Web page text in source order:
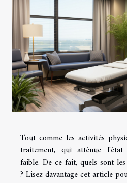
Tout comme les activités
traitement, qui atténue l'état
faible. De ce fait, quels sont
? Lisez davantage cet article